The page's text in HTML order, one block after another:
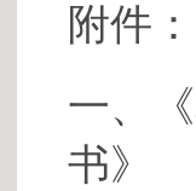
附件：
一、《
书》